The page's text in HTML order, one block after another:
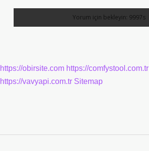
https://obirsite.com https://comfystool.com.tr
https://vavyapi.com.tr Sitemap